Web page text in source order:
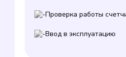
Проверка работы
Ввод в эксплуатацию